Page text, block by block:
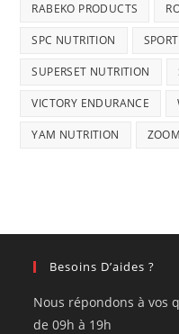
RABEKO PRODUCTS
SPC NUTRITION
SUPERSET NUTRITION
VICTORY ENDURANCE
YAM NUTRITION
Besoins D’aides ?
Nous répondons à vos
de 09h à 19h